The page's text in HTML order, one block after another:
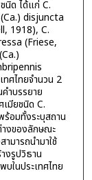
นิด ได้แก่ C.
disjuncta
1918), C.
(Friese,
ทศไทยจำนวน 2
ำบรรยาย
มียชนิด C.
อมทั้งระบุสถาน
งของลักษณะ
มารถนำมาใช้
งรูปวิธาน
ในประเทศไทย